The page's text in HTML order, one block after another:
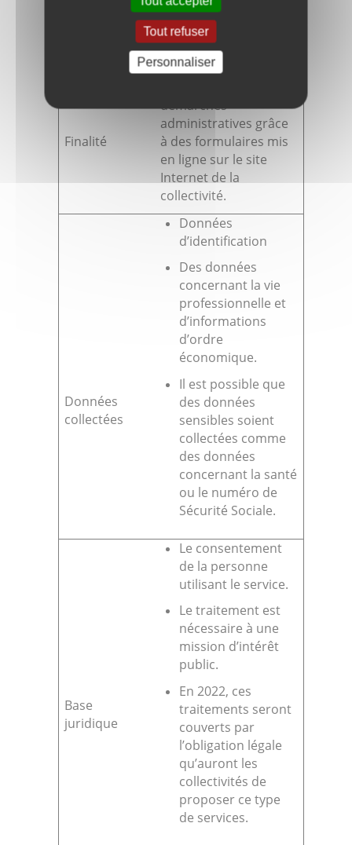
Télé-formulaires services aux citoyens
Finalité
démarches
administratives grâce
à des formulaires mis
en ligne sur le site
Internet de la
collectivité.
Données
collectées
Données
d’identification
Des données
concernant la vie
professionnelle et
d’informations
d’ordre
économique.
Il est possible que
des données
sensibles soient
collectées comme
des données
concernant la santé
ou le numéro de
Sécurité Sociale.
Base
juridique
Le consentement
de la personne
utilisant le service.
Le traitement est
nécessaire à une
mission d’intérêt
public.
En 2022, ces
traitements seront
couverts par
l’obligation légale
qu’auront les
collectivités de
proposer ce type
de services.
Tout refuser
Personnaliser